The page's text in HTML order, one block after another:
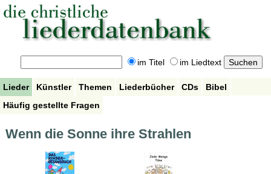
im Titel im Liedtext
Lieder Künstler Themen Liederbücher CDs
Bibel
Häufig gestellte Fragen
Wenn die Sonne ihre Strahlen